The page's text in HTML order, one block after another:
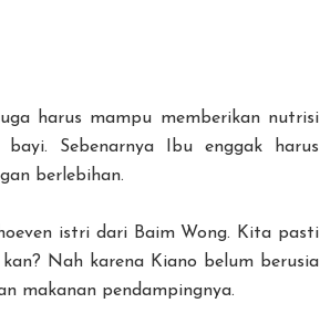
harus mampu memberikan nutrisi
Sebenarnya Ibu enggak harus
berlebihan.
istri dari Baim Wong. Kita pasti
Nah karena Kiano belum berusia
makanan pendampingnya.